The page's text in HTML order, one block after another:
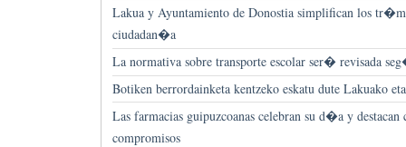
Lakua y Ayuntamiento de Donostia simplifican los
ciudadan�a
La normativa sobre transporte escolar ser� revisada
Botiken berrordainketa kentzeko eskatu dute Lakuako
Las farmacias guipuzcoanas celebran su d�a y destacan
compromisos